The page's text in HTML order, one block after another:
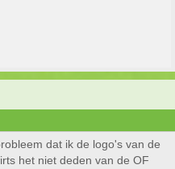
dat ik de logo's van de
het niet deden van de OF